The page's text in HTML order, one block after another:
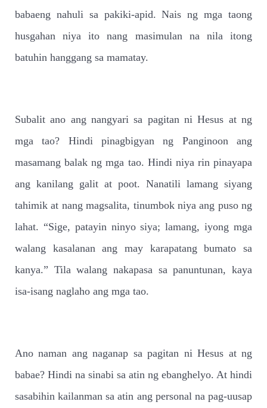
babaeng nahuli sa pakiki-apid. Nais ng mga taong
husgahan niya ito nang masimulan na nila itong
batuhin hanggang sa mamatay.
Subalit ano ang nangyari sa pagitan ni Hesus at ng
mga tao? Hindi pinagbigyan ng Panginoon ang
masamang balak ng mga tao. Hindi niya rin pinayapa
ang kanilang galit at poot. Nanatili lamang siyang
tahimik at nang magsalita, tinumbok niya ang puso ng
lahat. “Sige, patayin ninyo siya; lamang, iyong mga
walang kasalanan ang may karapatang bumato sa
kanya.” Tila walang nakapasa sa panuntunan, kaya
isa-isang naglaho ang mga tao.
Ano naman ang naganap sa pagitan ni Hesus at ng
babae? Hindi na sinabi sa atin ng ebanghelyo. At hindi
sasabihin kailanman sa atin ang personal na pag-uusap